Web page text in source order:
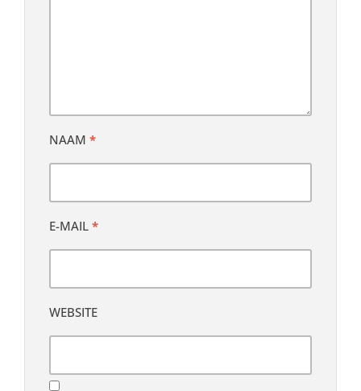
NAAM *
E-MAIL *
WEBSITE